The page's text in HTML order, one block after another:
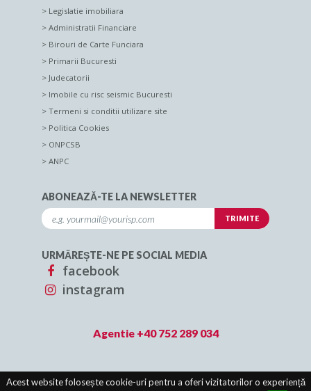
Acest website folosește cookie-uri pentru a oferi vizitatorilor o experiență
Legislatie imobiliara
Administratii Financiare
Birouri de Carte Funciara
Primarii Bucuresti
Judecatorii
Imobile cu risc seismic Bucuresti
Termeni si conditii utilizare site
Politica Cookies
ONPCSB
ANPC
ABONEAZĂ-TE LA NEWSLETTER
URMĂREȘTE-NE PE SOCIAL MEDIA
facebook
instagram
Agentie +40 752 289 034